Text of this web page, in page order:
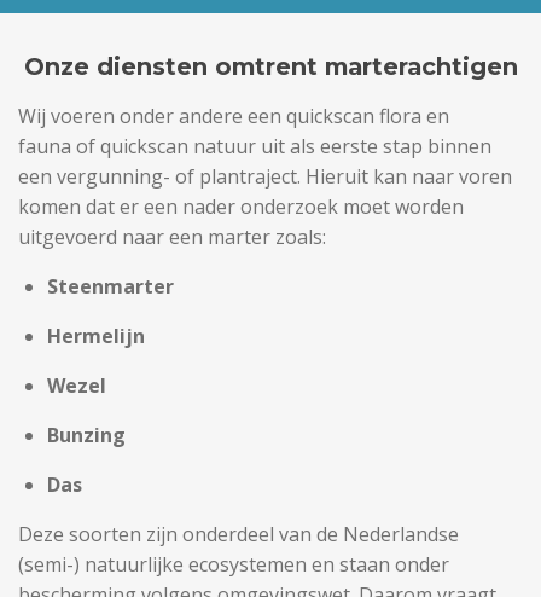
Onze diensten omtrent marterachtigen
Wij voeren onder andere een quickscan flora en
fauna of quickscan natuur uit als eerste stap binnen
een vergunning- of plantraject. Hieruit kan naar voren
komen dat er een nader onderzoek moet worden
uitgevoerd naar een marter zoals:
Steenmarter
Hermelijn
Wezel
Bunzing
Das
Deze soorten zijn onderdeel van de Nederlandse
(semi-) natuurlijke ecosystemen en staan onder